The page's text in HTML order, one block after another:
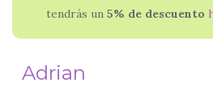
tendrás un 5% de descuento
Adrian